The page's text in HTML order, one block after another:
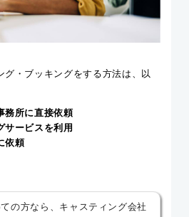
グ・ブッキングをする方法は、以
務所に直接依頼
サービスを利用
依頼
の方なら、キャスティング会社